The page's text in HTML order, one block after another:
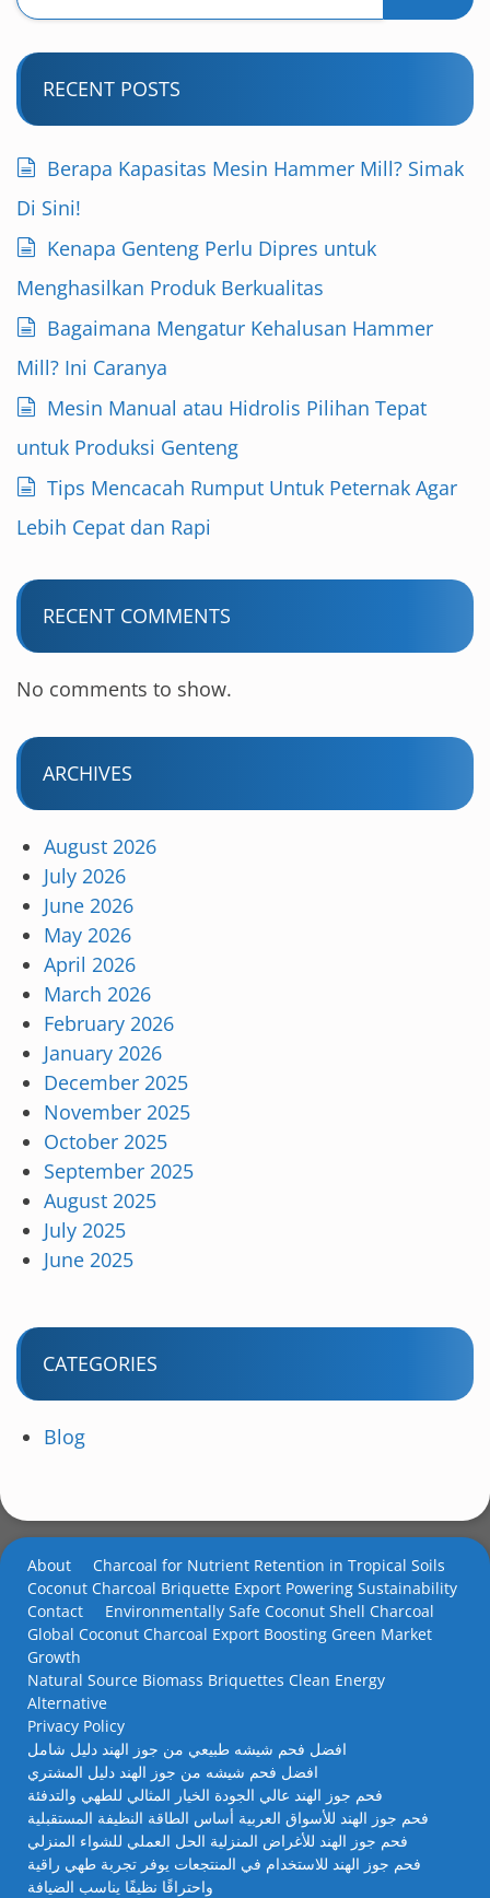
RECENT POSTS
Berapa Kapasitas Mesin Hammer Mill? Simak
Di Sini!
Kenapa Genteng Perlu Dipres untuk
Menghasilkan Produk Berkualitas
Bagaimana Mengatur Kehalusan Hammer
Mill? Ini Caranya
Mesin Manual atau Hidrolis Pilihan Tepat
untuk Produksi Genteng
Tips Mencacah Rumput Untuk Peternak Agar
Lebih Cepat dan Rapi
RECENT COMMENTS
No comments to show.
ARCHIVES
August 2026
July 2026
June 2026
May 2026
April 2026
March 2026
February 2026
January 2026
December 2025
November 2025
October 2025
September 2025
August 2025
July 2025
June 2025
CATEGORIES
Blog
About
Charcoal for Nutrient Retention in Tropical Soils
Coconut Charcoal Briquette Export Powering Sustainability
Contact
Environmentally Safe Coconut Shell Charcoal
Global Coconut Charcoal Export Boosting Green Market
Growth
Natural Source Biomass Briquettes Clean Energy
Alternative
Privacy Policy
افضل فحم شيشه طبيعي من جوز الهند دليل شامل
افضل فحم شيشه من جوز الهند دليل المشتري
فحم جوز الهند عالي الجودة الخيار المثالي للطهي والتدفئة
فحم جوز الهند للأسواق العربية أساس الطاقة النظيفة المستقبلية
فحم جوز الهند للأغراض المنزلية الحل العملي للشواء المنزلي
فحم جوز الهند للاستخدام في المنتجعات يوفر تجربة طهي راقية
واحتراقًا نظيفًا يناسب الضيافة